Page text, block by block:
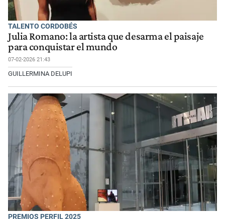
TALENTO CORDOBÉS
Julia Romano: la artista que desarma el paisaje
para conquistar el mundo
07-02-2026 21:43
GUILLERMINA DELUPI
PREMIOS PERFIL 2025